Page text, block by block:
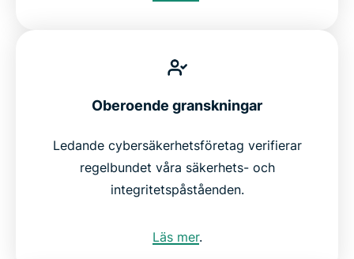
Oberoende granskningar
Ledande cybersäkerhetsföretag verifierar
regelbundet våra säkerhets- och
integritetspåståenden.
Läs mer.